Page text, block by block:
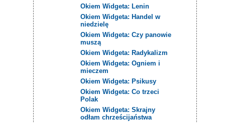
Okiem Widgeta: Lenin
Okiem Widgeta: Handel w
niedzielę
Okiem Widgeta: Czy panowie
muszą
Okiem Widgeta: Radykalizm
Okiem Widgeta: Ogniem i
mieczem
Okiem Widgeta: Psikusy
Okiem Widgeta: Co trzeci
Polak
Okiem Widgeta: Skrajny
odłam chrześcijaństwa